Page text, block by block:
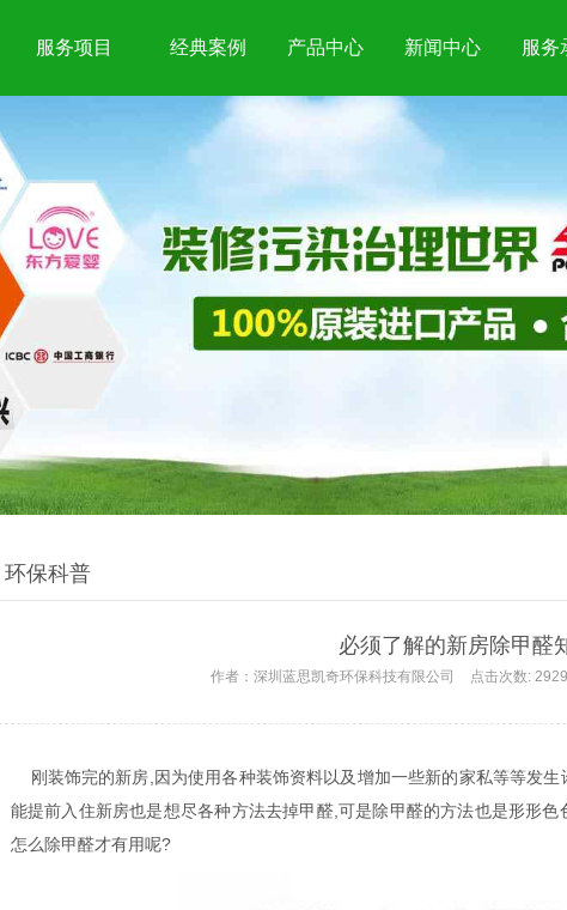
服务项目 经典案例 产品中心 新闻中心 服务
环保科普
必须了解的新房除甲醛
作者：深圳蓝思凯奇环保科技有限公司 点击次数: 2929
刚装饰完的新房,因为使用各种装饰资料以及增加一些新的家私等等发生
能提前入住新房也是想尽各种方法去掉甲醛,可是除甲醛的方法也是形形
怎么除甲醛才有用呢?